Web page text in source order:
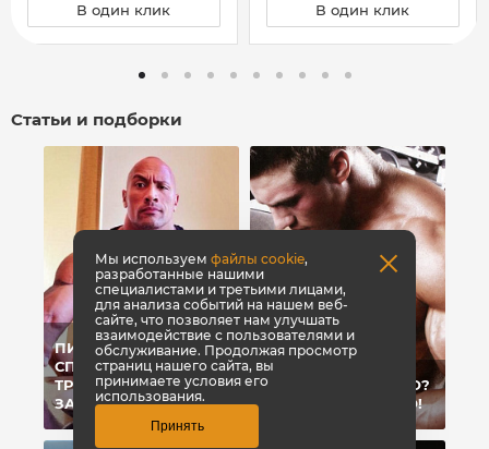
В один клик В один клик
Статьи и подборки
ПИТАНИЕ ДЛЯ
СПОРТСМЕНОВ:
ТРЕБОВАНИЯ И
ЗАПРЕТЫ
КАК НАБРАТЬ МЯСО?
НЕ МАССУ - А МЯСО!
Мы используемфайлы cookie,
разработанные нашими
специалистами и третьими лицами,
для анализа событий на нашем веб-
сайте, что позволяет нам улучшать
взаимодействие с пользователями и
обслуживание. Продолжая просмотр
страниц нашего сайта, вы
принимаете условия его
использования.
Принять